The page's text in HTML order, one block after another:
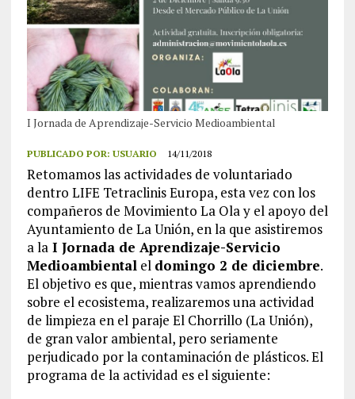
I Jornada de Aprendizaje-Servicio Medioambiental
PUBLICADO POR: USUARIO 14/11/2018
Retomamos las actividades de voluntariado
dentro LIFE Tetraclinis Europa, esta vez con los
compañeros de Movimiento La Ola y el apoyo del
Ayuntamiento de La Unión, en la que asistiremos
a laI Jornada de Aprendizaje-Servicio
Medioambientalel domingo 2 de diciembre.
El objetivo es que, mientras vamos aprendiendo
sobre el ecosistema, realizaremos una actividad
de limpieza en el paraje El Chorrillo (La Unión),
de gran valor ambiental, pero seriamente
perjudicado por la contaminación de plásticos. El
programa de la actividad es el siguiente: